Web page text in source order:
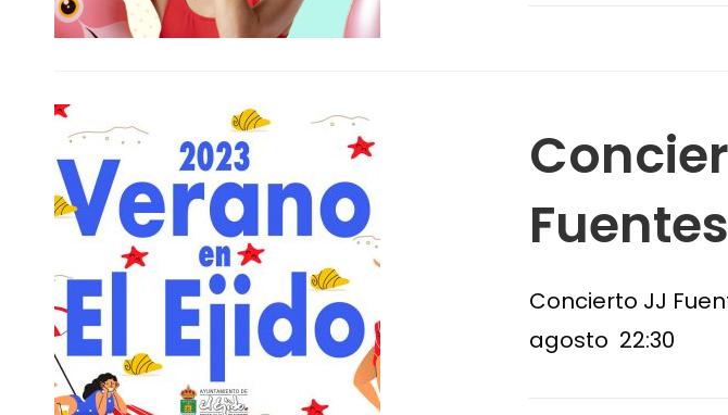
Fuentes
Concierto JJ
agosto 22:30